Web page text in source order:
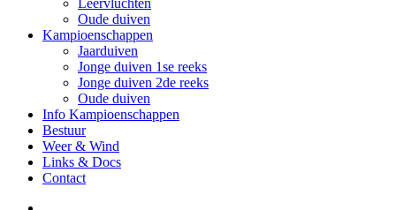
Leervluchten
Oude duiven
Kampioenschappen
Jaarduiven
Jonge duiven 1se reeks
Jonge duiven 2de reeks
Oude duiven
Info Kampioenschappen
Bestuur
Weer & Wind
Links & Docs
Contact